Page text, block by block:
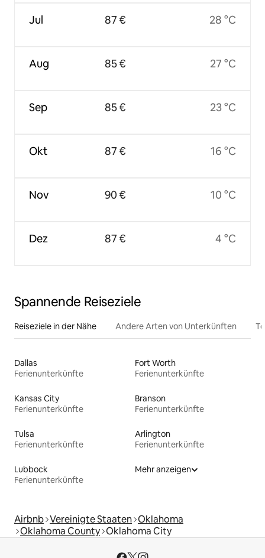
Jul
Aug
Sep
Okt
Nov
Dez
87 €
85 €
85 €
87 €
90 €
87 €
28 °C
27 °C
23 °C
16 °C
10 °C
4 °C
Spannende Reiseziele
Reiseziele in der Nähe Andere Arten von Unterkünften
Dallas
Ferienunterkünfte
Fort Worth
Ferienunterkünfte
Kansas City
Ferienunterkünfte
Branson
Ferienunterkünfte
Tulsa
Ferienunterkünfte
Arlington
Ferienunterkünfte
Lubbock
Ferienunterkünfte
Mehr anzeigen
Airbnb Vereinigte Staaten Oklahoma
Oklahoma County Oklahoma City